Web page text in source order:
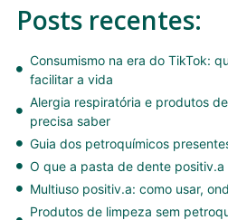
Posts recentes:
Consumismo na era do TikTok:
facilitar a vida
Alergia respiratória e produtos
precisa saber
Guia dos petroquímicos
O que a pasta de dente
Multiuso positiv.a: como usar,
Produtos de limpeza sem